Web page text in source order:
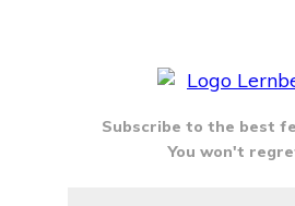
Subscribe to the best
You won't